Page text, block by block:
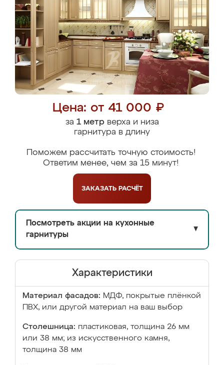
Цена: от 41 000 ₽
за 1 метрверха и низа
гарнитура в длину
Поможем рассчитать точную стоимость!
Ответим менее, чем за 15 минут!
ЗАКАЗАТЬ РАСЧЁТ
Посмотреть акции на кухонные
гарнитуры
▼
Характеристики
Материал фасадов: МДФ, покрытые плёнкой
ПВХ, или другой материал на ваш выбор
Столешница: пластиковая, толщина 26 мм
или 38 мм; из искусственного камня,
толщина 38 мм